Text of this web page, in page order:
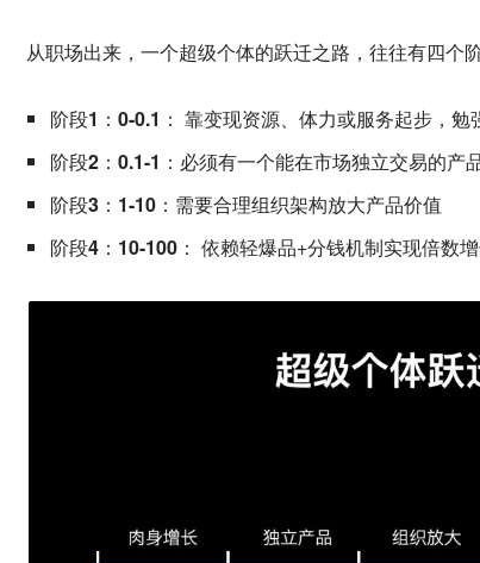
从职场出来，一个超级个体的跃迁之路，往往有四个
阶段1：0-0.1 ： 靠变现资源、体力或服务起步，勉
阶段2：0.1-1： 必须有一个能在市场独立交易的产
阶段3：1-10： 需要合理组织架构放大产品价值
阶段4：10-100 ： 依赖轻爆品+分钱机制实现倍数